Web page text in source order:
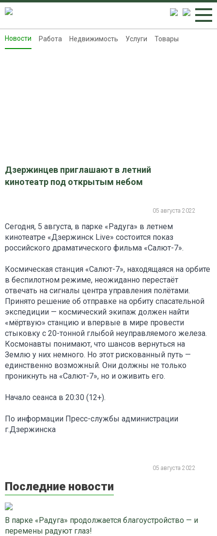
Новости
Новости Работа Недвижимость Услуги Товары
Дзержинцев приглашают в летний
кинотеатр под открытым небом
05 августа 2022
Сегодня, 5 августа, в парке «Радуга» в летнем
кинотеатре «Дзержинск Live» состоится показ
российского драматического фильма «Салют-7».
Космическая станция «Салют-7», находящаяся на орбите
в беспилотном режиме, неожиданно перестаёт
отвечать на сигналы центра управления полётами.
Принято решение об отправке на орбиту спасательной
экспедиции — космический экипаж должен найти
«мёртвую» станцию и впервые в мире провести
стыковку с 20-тонной глыбой неуправляемого железа.
Космонавты понимают, что шансов вернуться на
Землю у них немного. Но этот рискованный путь —
единственно возможный. Они должны не только
проникнуть на «Салют-7», но и оживить его.
Начало сеанса в 20:30 (12+).
По информации Пресс-службы администрации
г.Дзержинска
05 августа 2022
Последние новости
В парке «Радуга» продолжается благоустройство — и
перемены радуют глаз!